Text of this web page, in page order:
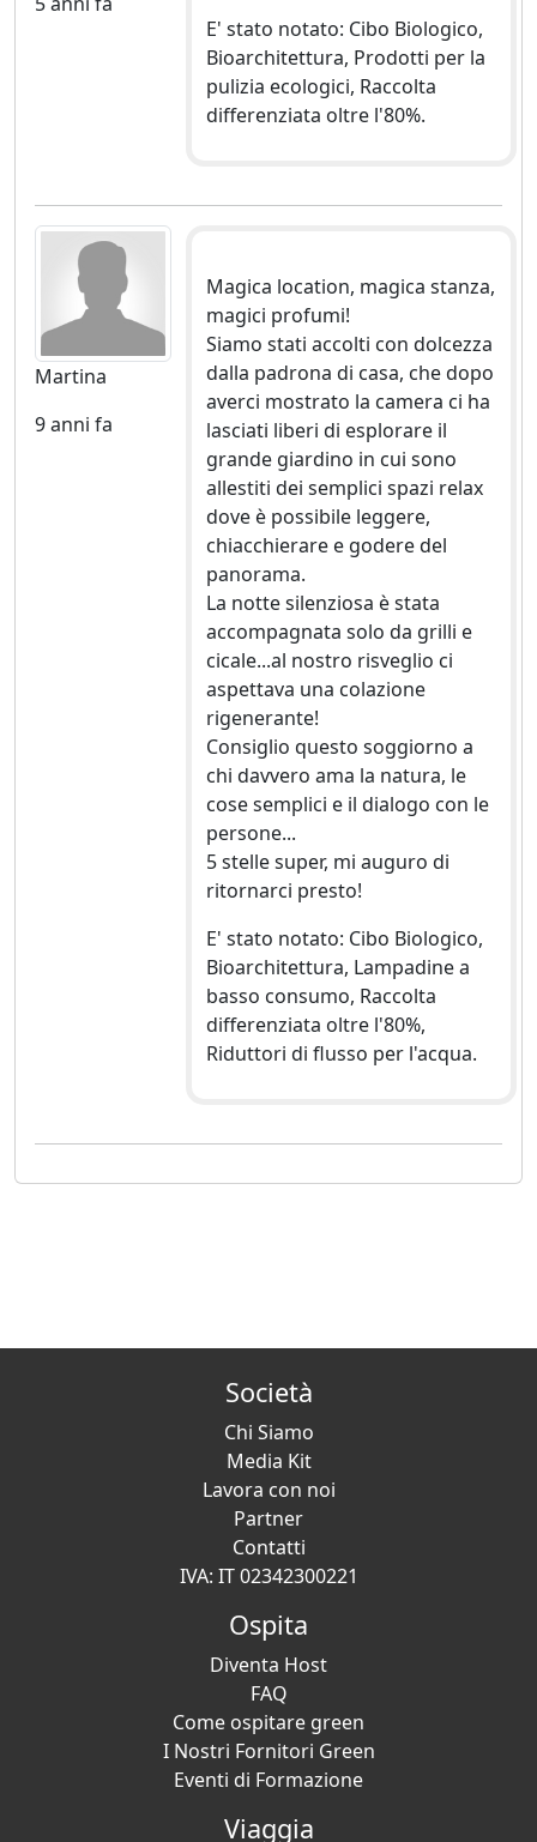
E' stato notato: Cibo Biologico,
Bioarchitettura, Prodotti per la
pulizia ecologici, Raccolta
differenziata oltre l'80%.
Martina
9 anni fa
Magica location, magica stanza,
magici profumi!
Siamo stati accolti con dolcezza
dalla padrona di casa, che dopo
averci mostrato la camera ci ha
lasciati liberi di esplorare il
grande giardino in cui sono
allestiti dei semplici spazi relax
dove è possibile leggere,
chiacchierare e godere del
panorama.
La notte silenziosa è stata
accompagnata solo da grilli e
cicale...al nostro risveglio ci
aspettava una colazione
rigenerante!
Consiglio questo soggiorno a
chi davvero ama la natura, le
cose semplici e il dialogo con le
persone...
5 stelle super, mi auguro di
ritornarci presto!
E' stato notato: Cibo Biologico,
Bioarchitettura, Lampadine a
basso consumo, Raccolta
differenziata oltre l'80%,
Riduttori di flusso per l'acqua.
Società
Chi Siamo
Media Kit
Lavora con noi
Partner
Contatti
IVA: IT 02342300221
Ospita
Diventa Host
FAQ
Come ospitare green
I Nostri Fornitori Green
Eventi di Formazione
Viaggia